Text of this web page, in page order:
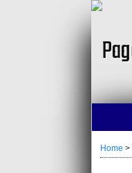
Home >